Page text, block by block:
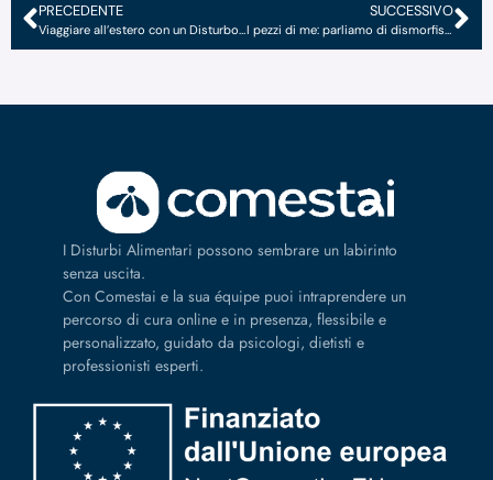
PRECEDENTE
Viaggiare all’estero con un Disturbo Alimentare
SUCCESSIVO
I pezzi di me: parliamo di dismorfismo corporeo
I Disturbi Alimentari possono sembrare un labirinto
senza uscita.
Con Comestai e la sua équipe puoi intraprendere un
percorso di cura online e in presenza, flessibile e
personalizzato, guidato da psicologi, dietisti e
professionisti esperti.